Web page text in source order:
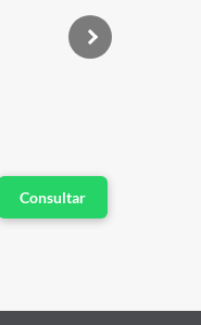
Consultar